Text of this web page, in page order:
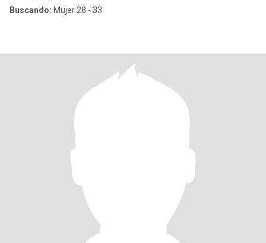
Buscando: Mujer 28 - 33